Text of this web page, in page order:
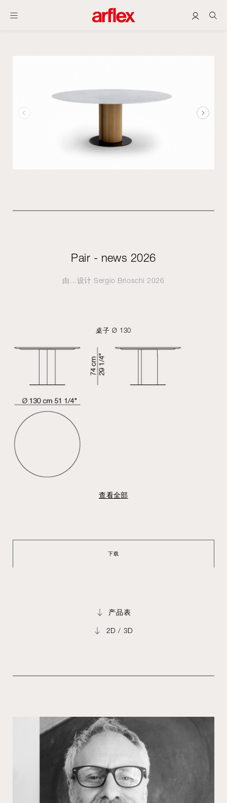
Pair - news 2026
由...设计Sergio Brioschi 2026
桌子 Ø 130
查看全部
下载
产品表
2D / 3D